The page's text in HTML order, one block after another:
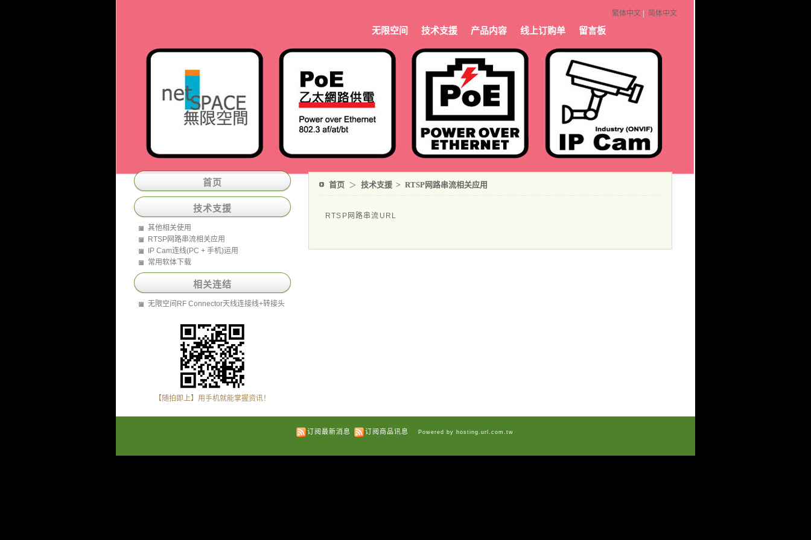
繁体中文 简体中文
无限空间 技术支援 产品内容 线上订购单 留言板
首页 ＞ 技术支援 > RTSP网路串流相关应用
RTSP网路串流URL
首页
技术支援
其他相关使用
RTSP网路串流相关应用
IP Cam连线(PC + 手机)运用
常用软体下载
相关连结
无限空间RF Connector天线连接线+转接头
【随拍即上】用手机就能掌握资讯！
订阅最新消息 订阅商品讯息 Powered by hosting.url.com.tw